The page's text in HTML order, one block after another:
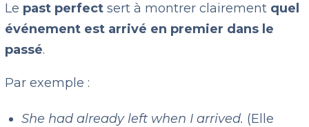
Le past perfect sert à montrer clairement quel
événement est arrivé en premier dans le
passé.
Par exemple :
She had already left when I arrived. (Elle